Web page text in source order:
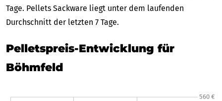
Tage. Pellets Sackware liegt unter dem laufenden
Durchschnitt der letzten 7 Tage.
Pelletspreis-Entwicklung für
Böhmfeld